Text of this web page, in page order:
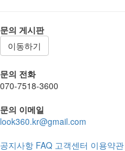
문의 게시판
이동하기
문의 전화
070-7518-3600
문의 이메일
look360.kr@gmail.com
공지사항 FAQ 고객센터 이용약관